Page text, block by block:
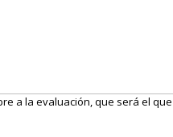
a la evaluación, que será el